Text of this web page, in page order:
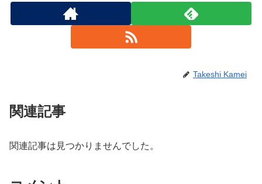
Takeshi Kamei
関連記事
関連記事は見つかりませんでした。